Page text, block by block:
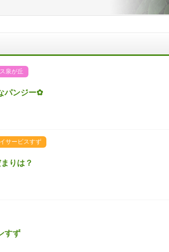
泉が丘
パンジー✿
サービスすず
りは？
すず